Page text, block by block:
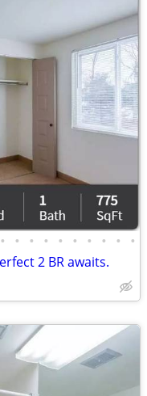
• • • • • • • • • •
2 BR awaits.